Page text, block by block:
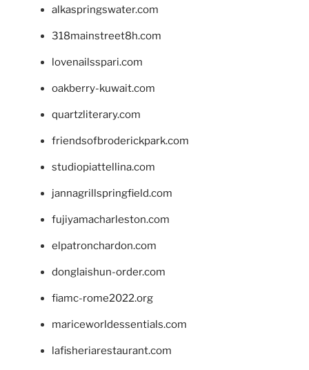
alkaspringswater.com
318mainstreet8h.com
lovenailsspari.com
oakberry-kuwait.com
quartzliterary.com
friendsofbroderickpark.com
studiopiattellina.com
jannagrillspringfield.com
fujiyamacharleston.com
elpatronchardon.com
donglaishun-order.com
fiamc-rome2022.org
mariceworldessentials.com
lafisheriarestaurant.com